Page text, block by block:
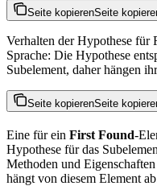
Seite kopierenSeite
Verhalten der Hypothese
Sprache: Die Hypothese
Subelement, daher hängen
Seite kopierenSeite
Eine für ein First Found-
Hypothese für das
Methoden und
hängt von diesem Element